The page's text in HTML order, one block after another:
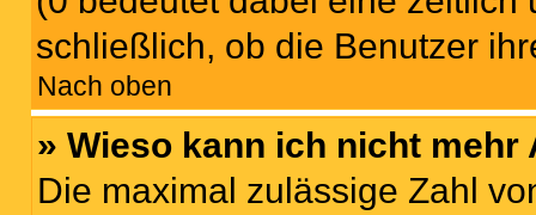
schließlich, ob die Benutzer
Nach oben
» Wieso kann ich nicht
Die maximal zulässige Zahl